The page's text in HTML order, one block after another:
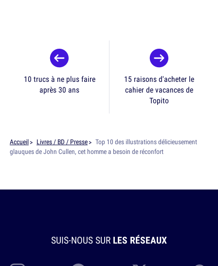
10 trucs à ne plus faire
après 30 ans
15 raisons d'acheter le
cahier de vacances de
Topito
Accueil Livres / BD / Presse
Top 10 des illustrations délicieusement
glauques de John Cullen, cet homme a besoin de réconfort
SUIS-NOUS SUR LES RÉSEAUX